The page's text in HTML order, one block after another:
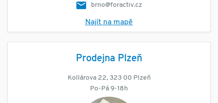
brno@foractiv.cz
Najít na mapě
Prodejna Plzeň
Kollárova 22, 323 00 Plzeň
Po-Pá 9-18h